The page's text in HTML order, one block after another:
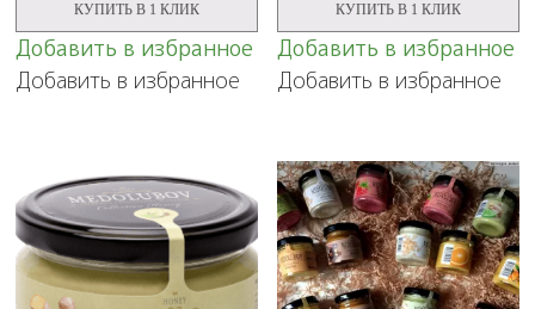
КУПИТЬ В 1 КЛИК
Добавить в избранное
Добавить в избранное
КУПИТЬ В 1 КЛИК
Добавить в избранное
Добавить в избранное